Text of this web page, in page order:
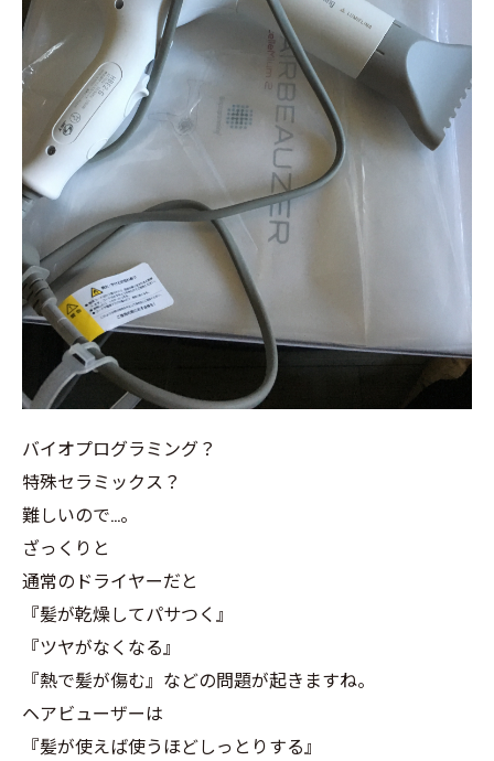
バイオプログラミング？
特殊セラミックス？
難しいので…。
ざっくりと
通常のドライヤーだと
『髪が乾燥してパサつく』
『ツヤがなくなる』
『熱で髪が傷む』などの問題が起きますね。
ヘアビューザーは
『髪が使えば使うほどしっとりする』